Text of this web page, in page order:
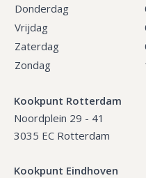
Donderdag
Vrijdag
Zaterdag
Zondag
Kookpunt Rotterdam
Noordplein 29 - 41
3035 EC Rotterdam
Kookpunt Eindhoven